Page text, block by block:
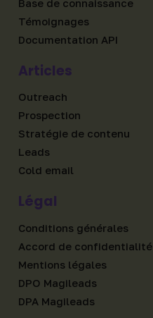
Témoignages
Documentation API
Articles
Outreach
Prospection
Stratégie de contenu
Leads
Cold email
Légal
Conditions générales
Accord de confidentialité
Mentions légales
DPO Magileads
DPA Magileads